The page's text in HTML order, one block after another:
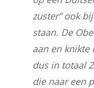
zuster” ook
staan. De
aan en knikte
dus in totaal
die naar een